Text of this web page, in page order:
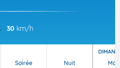
30 km/h
Soirée Nuit